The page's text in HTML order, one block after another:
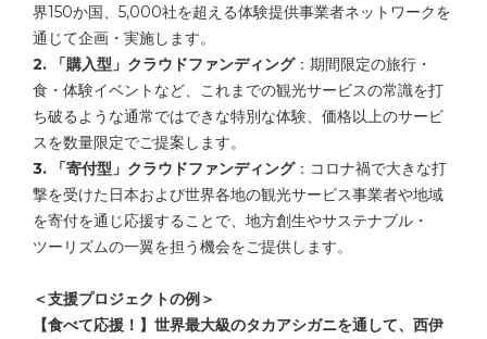
界150か国、5,000社を超える体験提供事業者ネットワークを
通じて企画・実施します。
2. 「購入型」クラウドファンディング：期間限定の旅行・
食・体験イベントなど、これまでの観光サービスの常識を打
ち破るような通常ではできな特別な体験、価格以上のサービ
スを数量限定でご提案します。
3. 「寄付型」クラウドファンディング：コロナ禍で大きな打
撃を受けた日本および世界各地の観光サービス事業者や地域
を寄付を通じ応援することで、地方創生やサステナブル・
ツーリズムの一翼を担う機会をご提供します。
＜支援プロジェクトの例＞
【食べて応援！】世界最大級のタカアシガニを通して、西伊